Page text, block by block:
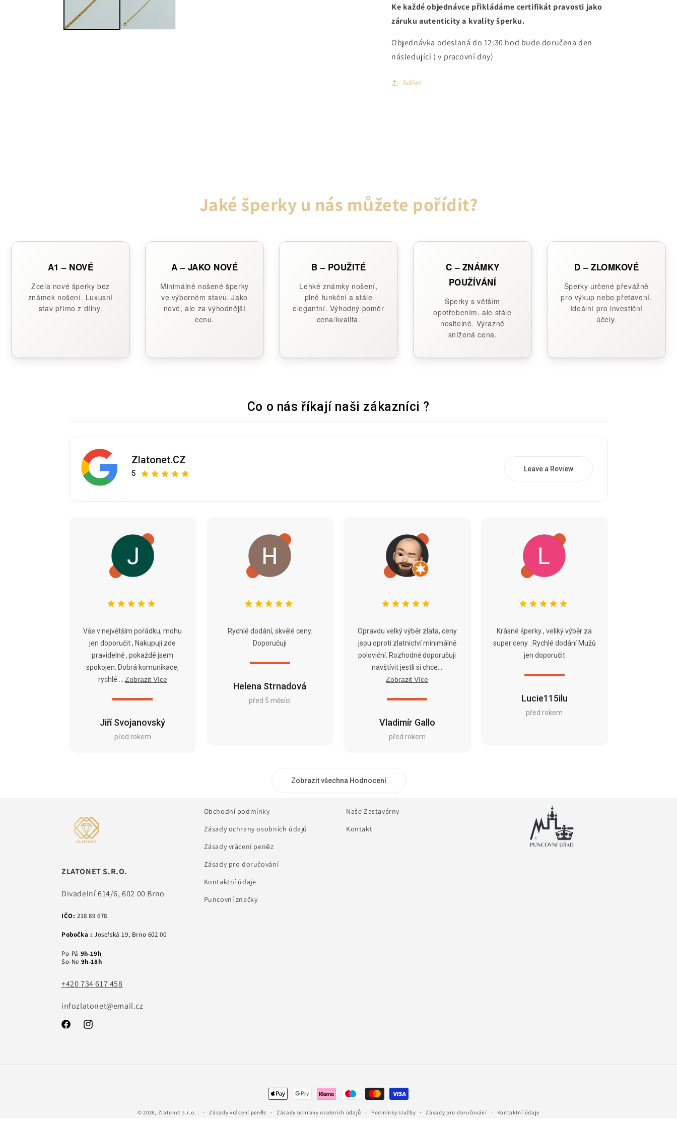
Ke každé objednávce přikládáme certifikát pravosti jako
záruku autenticity a kvality šperku.
Objednávka odeslaná do 12:30 hod bude doručena den
následující ( v pracovní dny)
Sdílet
Jaké šperky u nás můžete pořídit?
A1 – NOVÉ
Zcela nové šperky bez
známek nošení. Luxusní
stav přímo z dílny.
A – JAKO NOVÉ
Minimálně nošené šperky
ve výborném stavu. Jako
nové, ale za výhodnější
cenu.
B – POUŽITÉ
Lehké známky nošení,
plně funkční a stále
elegantní. Výhodný poměr
cena/kvalita.
C – ZNÁMKY
POUŽÍVÁNÍ
Šperky s větším
opotřebením, ale stále
nositelné. Výrazně
snížená cena.
D – ZLOMKOVÉ
Šperky určené převážně
pro výkup nebo přetavení.
Ideální pro investiční
účely.
Co o nás říkají naši zákazníci ?
Zlatonet.CZ
5 Leave a Review
Jiří Svojanovský
před rokem
Vše v největším pořádku, mohu
jen doporučit , Nakupuji zde
pravidelně , pokaždé jsem
spokojen. Dobrá komunikace,
rychlé ...
Zobrazit Více
Helena Strnadová
před 5 měsíci
Rychlé dodání, skvělé ceny.
Doporučuji
Vladimír Gallo
před rokem
Opravdu velký výběr zlata, ceny
jsou oproti zlatnictví minimálně
poloviční. Rozhodně doporučuji
navštívit jestli si chce...
Zobrazit Více
Lucie115ilu
před rokem
Krásné šperky , veliký výběr za
super ceny . Rychlé dodání Mužů
jen doporučit
Zobrazit všechna Hodnocení
ZLATONET S.R.O.
Divadelní 614/6, 602 00 Brno
IČO: 218 89 678
Pobočka : Josefská 19, Brno 602 00
Po-Pá 9h-19h
So-Ne 9h-18h
+420 734 617 458
infozlatonet@email.cz
FacebookInstagram
Obchodní podmínky
Zásady ochrany osobních údajů
Zásady vrácení peněz
Zásady pro doručování
Kontaktní údaje
Puncovní značky
Naše Zastavárny
Kontakt
Platební
metody
© 2026, Zlatonet s.r.o. Zásady vrácení peněz Zásady ochrany osobních údajů Podmínky služby Zásady pro doručování Kontaktní údaje